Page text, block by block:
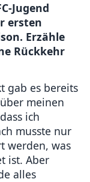
Jugend
ersten
Erzähle
Rückkehr
gab es bereits
meinen
ich
musste nur
werden, was
ist. Aber
alles